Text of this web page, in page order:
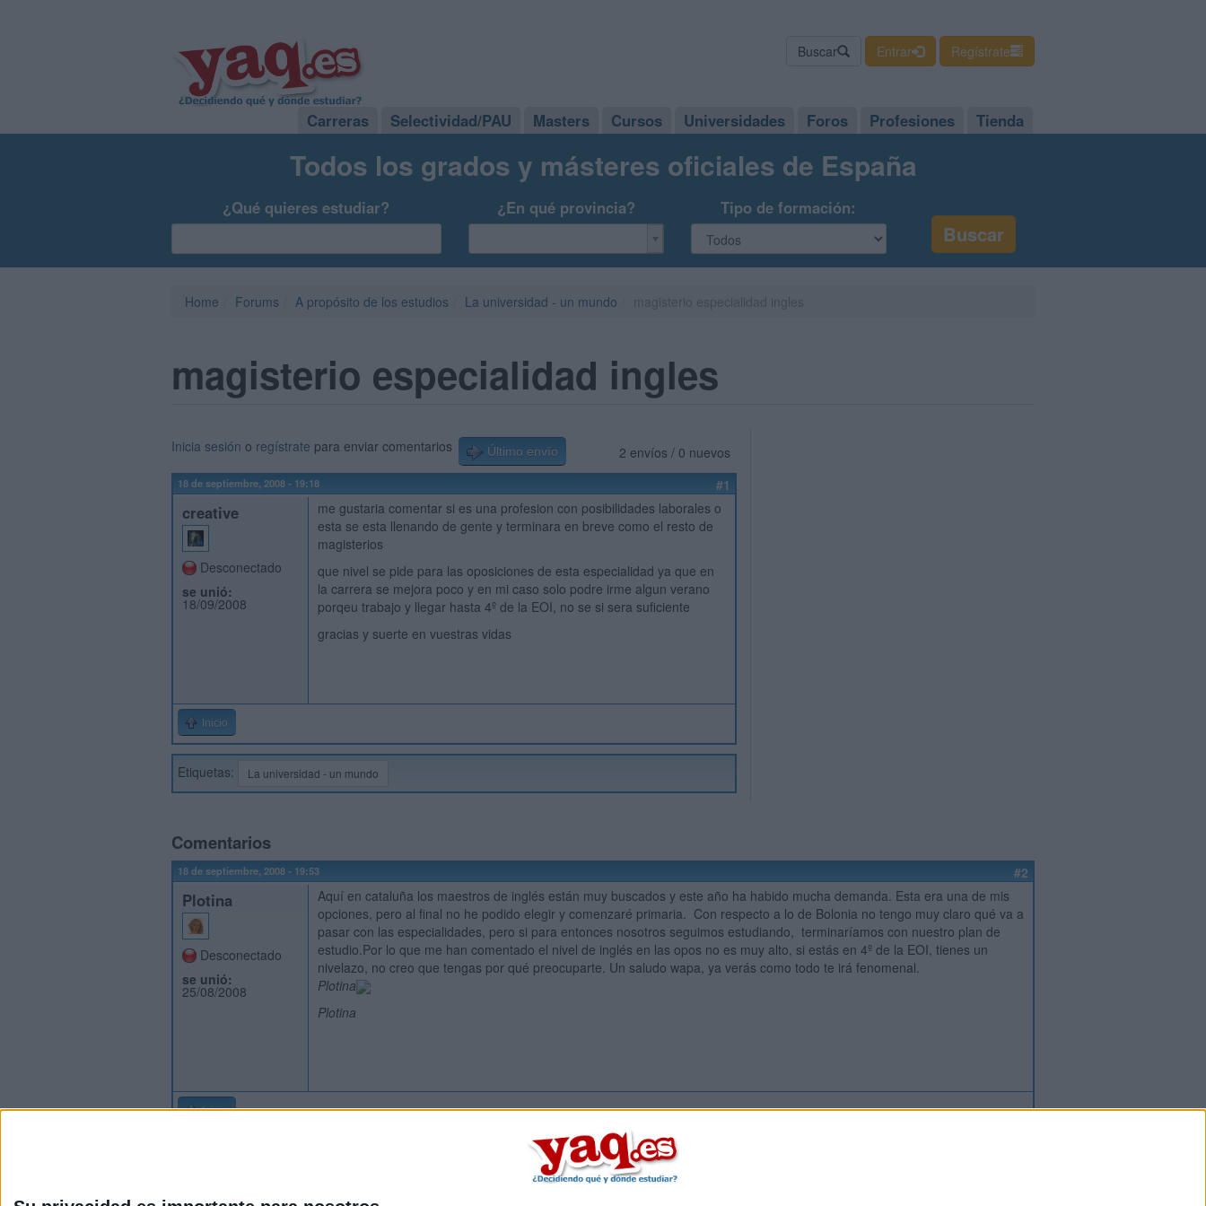
Buscar Entrar Regístrate
Carreras Selectividad/PAU Masters Cursos Universidades Foros Profesiones Tienda
Todos los grados y másteres oficiales de España
¿Qué quieres estudiar? ¿En qué provincia? Tipo de formación:
Home Forums A propósito de los estudios La universidad - un mundo
magisterio especialidad ingles
2 envíos / 0 nuevos
Inicia sesión o regístrate para enviar comentarios Último envío
18 de septiembre, 2008 - 19:18 #1
creative
Desconectado
se unió:
18/09/2008
me gustaria comentar si es una profesion con posibilidades laborales o
esta se esta llenando de gente y terminara en breve como el resto de
magisterios
que nivel se pide para las oposiciones de esta especialidad ya que en
la carrera se mejora poco y en mi caso solo podre irme algun verano
porqeu trabajo y llegar hasta 4º de la EOI, no se si sera suficiente
gracias y suerte en vuestras vidas
Inicio
Etiquetas: La universidad - un mundo
Comentarios
18 de septiembre, 2008 - 19:53 #2
Plotina
Desconectado
se unió:
25/08/2008
Aquí en cataluña los maestros de inglés están muy buscados y este año ha habido mucha demanda. Esta era una de mis
opciones, pero al final no he podido elegir y comenzaré primaria. Con respecto a lo de Bolonia no tengo muy claro qué va a
pasar con las especialidades, pero si para entonces nosotros seguimos estudiando, terminaríamos con nuestro plan de
estudio.Por lo que me han comentado el nivel de inglés en las opos no es muy alto, si estás en 4º de la EOI, tienes un
nivelazo, no creo que tengas por qué preocuparte. Un saludo wapa, ya verás como todo te irá fenomenal.
Plotina
Plotina
Inicio Inicia sesiónoregístratepara enviar comentarios